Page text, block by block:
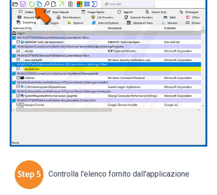
Controlla l'elenco fornito dall'applicazione